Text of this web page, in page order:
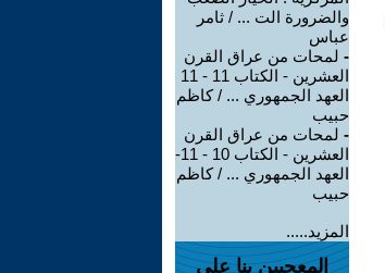
والضرورة الت ... / ثامر
عباس
- لمحات من عراق القرن
العشرين - الكتاب 11 - 11
العهد الجمهوري ... / كاظم
حبيب
- لمحات من عراق القرن
العشرين - الكتاب 10 - 11-
العهد الجمهوري ... / كاظم
حبيب
المزيد.....
المعجبين بنا على